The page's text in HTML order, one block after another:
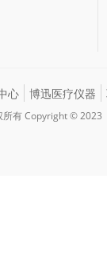
心 博迅医疗仪器
所有 Copyright © 2023